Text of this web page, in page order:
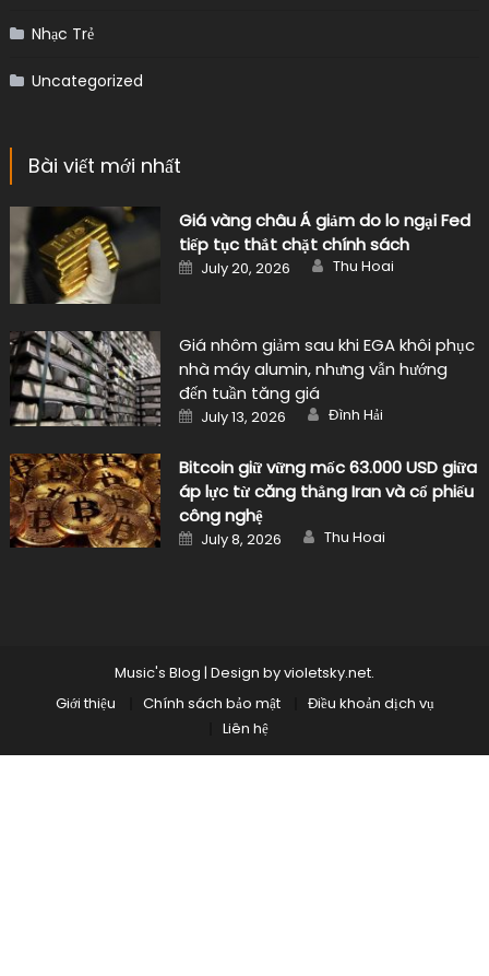
Nhạc Trẻ
Uncategorized
Bài viết mới nhất
Giá vàng châu Á giảm do lo ngại Fed
tiếp tục thắt chặt chính sách
Posted
on
July 20, 2026 Author
Thu Hoai
Giá nhôm giảm sau khi EGA khôi phục
nhà máy alumin, nhưng vẫn hướng
đến tuần tăng giá
Posted
on
July 13, 2026 Author
Đình Hải
Bitcoin giữ vững mốc 63.000 USD giữa
áp lực từ căng thẳng Iran và cổ phiếu
công nghệ
Posted
on
July 8, 2026 Author
Thu Hoai
Music's Blog | Design byvioletsky.net.
Giới thiệu
Chính sách bảo mật
Điều khoản dịch vụ
Liên hệ